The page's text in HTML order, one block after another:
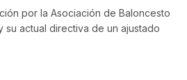
por la Asociación de Baloncesto
su actual directiva de un ajustado